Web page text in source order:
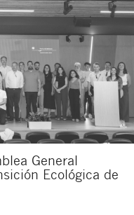
General
Ecológica de